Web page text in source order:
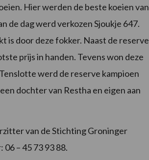
Hier werden de beste koeien van
de dag werd verkozen Sjoukje 647.
is door deze fokker. Naast de reserve
prijs in handen. Tevens won deze
werd de reserve kampioen
dochter van Restha en eigen aan
van de Stichting Groninger
– 45 73 93 88.